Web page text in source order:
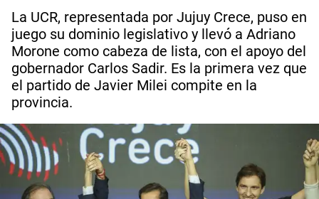
La UCR, representada por Jujuy Crece, puso en
juego su dominio legislativo y llevó a Adriano
Morone como cabeza de lista, con el apoyo del
gobernador Carlos Sadir. Es la primera vez que
el partido de Javier Milei compite en la
provincia.